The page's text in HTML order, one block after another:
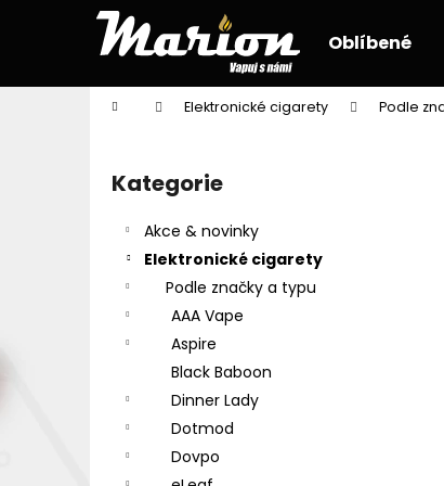
Oblíbené
Domů Elektronické cigarety Podle
Přeskočit
kategorie
Kategorie
Akce & novinky
Elektronické cigarety
Podle značky a typu
AAA Vape
Aspire
Black Baboon
Dinner Lady
Dotmod
Dovpo
í
Zpět
do
Zpět
do